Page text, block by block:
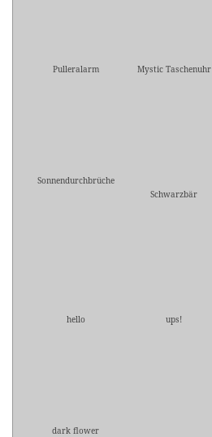
Pulleralarm Mystic Taschenuhr
Sonnendurchbrüche
Schwarzbär
hello ups!
dark flower